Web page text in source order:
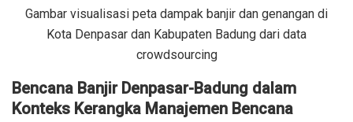
Gambar visualisasi peta dampak banjir dan genangan di
Kota Denpasar dan Kabupaten Badung dari data
crowdsourcing
Bencana Banjir Denpasar-Badung dalam
Konteks Kerangka Manajemen Bencana